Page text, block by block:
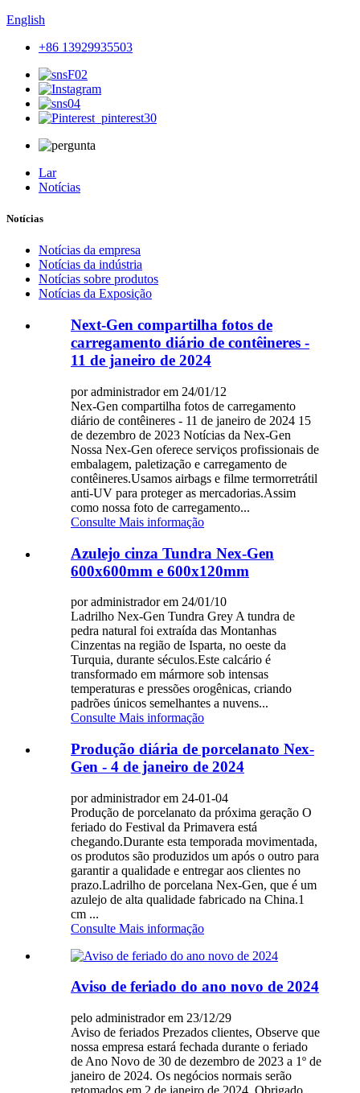
English
+86 13929935503
Lar
Notícias
Notícias
Notícias da empresa
Notícias da indústria
Notícias sobre produtos
Notícias da Exposição
Next-Gen compartilha fotos de
carregamento diário de contêineres -
11 de janeiro de 2024
por administrador em 24/01/12
Nex-Gen compartilha fotos de carregamento
diário de contêineres - 11 de janeiro de 2024 15
de dezembro de 2023 Notícias da Nex-Gen
Nossa Nex-Gen oferece serviços profissionais de
embalagem, paletização e carregamento de
contêineres.Usamos airbags e filme termorretrátil
anti-UV para proteger as mercadorias.Assim
como nossa foto de carregamento...
Consulte Mais informação
Azulejo cinza Tundra Nex-Gen
600x600mm e 600x120mm
por administrador em 24/01/10
Ladrilho Nex-Gen Tundra Grey A tundra de
pedra natural foi extraída das Montanhas
Cinzentas na região de Isparta, no oeste da
Turquia, durante séculos.Este calcário é
transformado em mármore sob intensas
temperaturas e pressões orogênicas, criando
padrões únicos semelhantes a nuvens...
Consulte Mais informação
Produção diária de porcelanato Nex-
Gen - 4 de janeiro de 2024
por administrador em 24-01-04
Produção de porcelanato da próxima geração O
feriado do Festival da Primavera está
chegando.Durante esta temporada movimentada,
os produtos são produzidos um após o outro para
garantir a qualidade e entregar aos clientes no
prazo.Ladrilho de porcelana Nex-Gen, que é um
azulejo de alta qualidade fabricado na China.1
cm ...
Consulte Mais informação
Aviso de feriado do ano novo de 2024
pelo administrador em 23/12/29
Aviso de feriados Prezados clientes, Observe que
nossa empresa estará fechada durante o feriado
de Ano Novo de 30 de dezembro de 2023 a 1º de
janeiro de 2024. Os negócios normais serão
retomados em 2 de janeiro de 2024. Obrigado